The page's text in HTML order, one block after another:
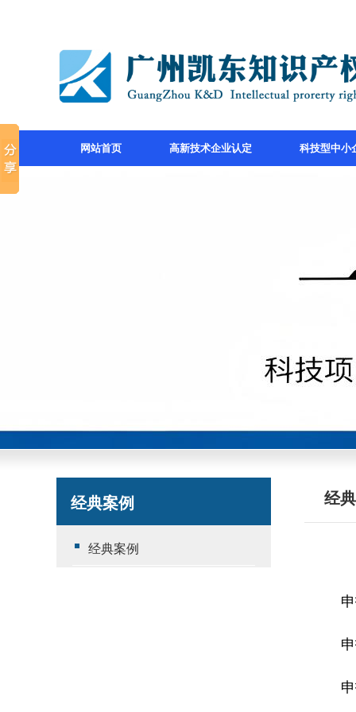
网站首页 高新技术企业认定 科技型中小
经典案例
经典案例
经